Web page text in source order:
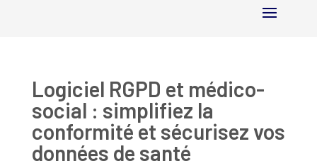
Logiciel RGPD et médico-
social : simplifiez la
conformité et sécurisez vos
données de santé